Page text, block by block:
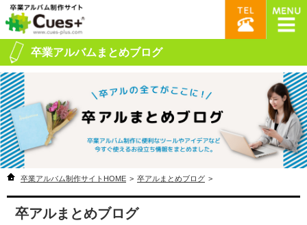
卒業アルバムまとめブログ
卒業アルバム制作サイトHOME > 卒アルまとめブログ >
卒アルまとめブログ